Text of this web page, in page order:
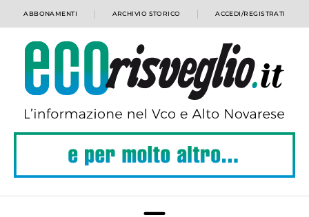
ABBONAMENTI ARCHIVIO STORICO ACCEDI/REGISTRATI